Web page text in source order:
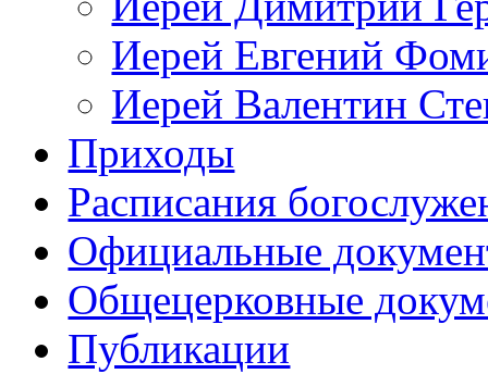
Иерей Евгений
Иерей Валентин
Приходы
Расписания
Официальные
Общецерковные
Публикации